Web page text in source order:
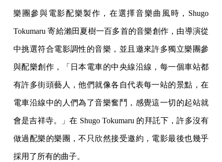
樂團參與電影配樂製作，在選擇音樂曲風時，Shugo
Tokumaru 寄給瀨田夏樹一百多首的音樂創作，由導演從
中挑選符合電影調性的音樂，並且邀來許多獨立樂團參
與配樂創作，「日本電車的中央線沿線，每一個車站都
有許多街頭藝人，他們就像各自代表每一站的景點，在
電車沿線中的人們為了音樂奮鬥，感覺這一切的起站就
會是吉祥寺。」在 Shugo Tokumaru 的拜託下，許多沒有
做過配樂的樂團，不只欣然接受邀約，電影最後也幾乎
採用了所有的曲子。